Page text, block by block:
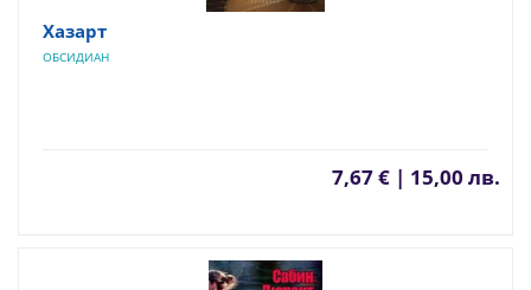
Хазарт
ОБСИДИАН
7,67 € | 15,00 лв.